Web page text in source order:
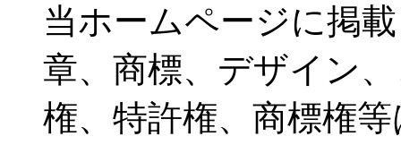
当ホームページに掲
章、商標、デザイン
権、特許権、商標権